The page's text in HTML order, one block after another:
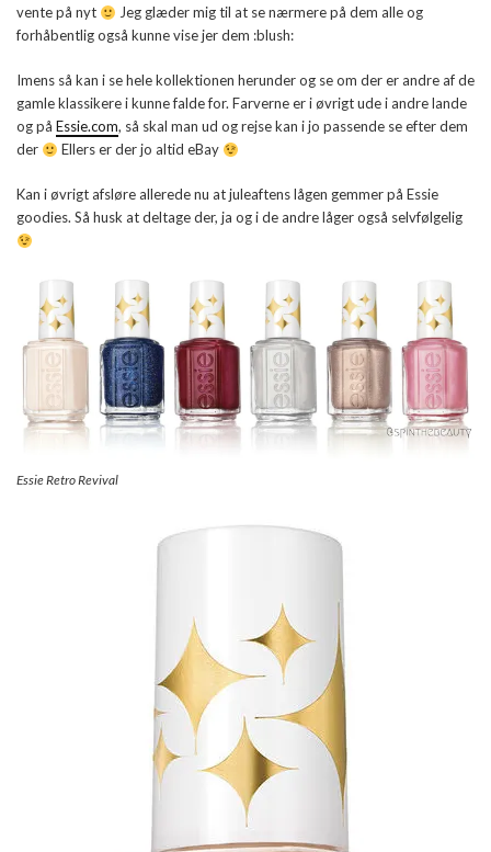
vente på nyt
Jeg glæder mig til at se nærmere på dem alle og
forhåbentlig også kunne vise jer dem :blush:
Imens så kan i se hele kollektionen herunder og se om der er andre af de
gamle klassikere i kunne falde for. Farverne er i øvrigt ude i andre lande
og på Essie.com, så skal man ud og rejse kan i jo passende se efter dem
der
Ellers er der jo altid eBay
Kan i øvrigt afsløre allerede nu at juleaftens lågen gemmer på Essie
goodies. Så husk at deltage der, ja og i de andre låger også selvfølgelig
Essie Retro Revival